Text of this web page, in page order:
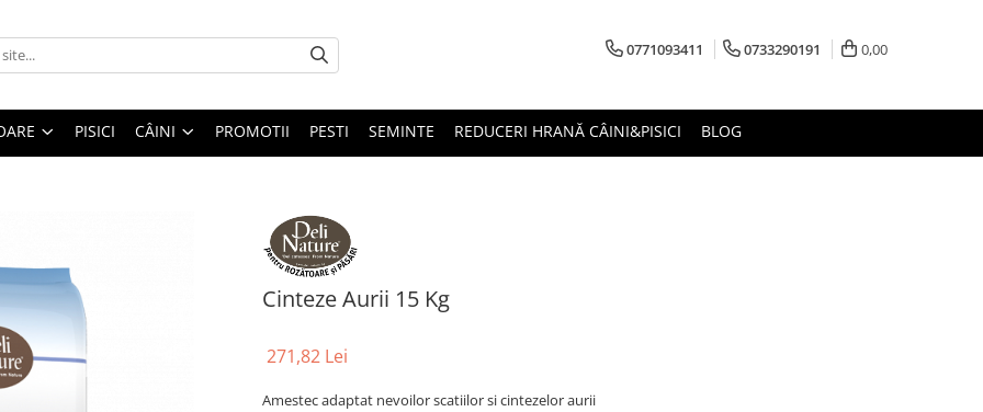
0771093411 0733290191 0,00
PISICI CÂINI PROMOTII PESTI SEMINTE REDUCERI HRANĂ CÂINI&PISICI BLOG
Cinteze Aurii 15 Kg
271,82 Lei
Amestec adaptat nevoilor scatiilor si cintezelor aurii